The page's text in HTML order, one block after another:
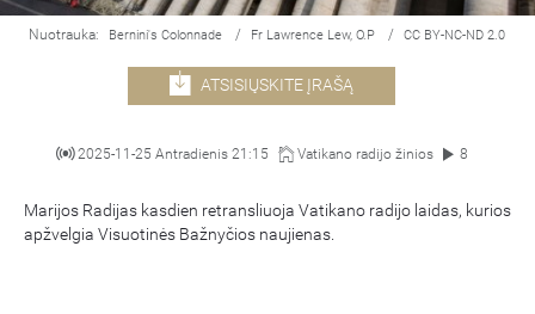
Nuotrauka: Bernini's Colonnade / Fr Lawrence Lew, O.P / CC BY-NC-ND 2.0
ATSISIŲSKITE ĮRAŠĄ
2025-11-25 Antradienis 21:15 Vatikano radijo žinios 8
Marijos Radijas kasdien retransliuoja Vatikano radijo laidas, kurios
apžvelgia Visuotinės Bažnyčios naujienas.